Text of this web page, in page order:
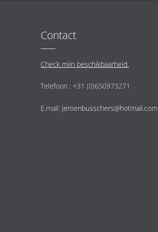
Contact
Check mijn beschikbaarheid.
Telefoon : +31 (0)650973271
E.mail: jeroenbusschers@hotmail.com